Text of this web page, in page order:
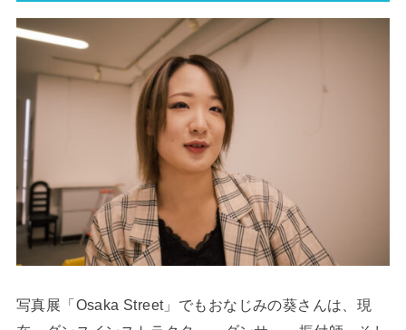
写真展「Osaka Street」でもおなじみの葵さんは、現